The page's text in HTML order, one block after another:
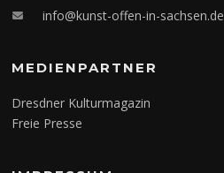
info@kunst-offen-in-sachsen.de
MEDIENPARTNER
Dresdner Kulturmagazin
Freie Presse